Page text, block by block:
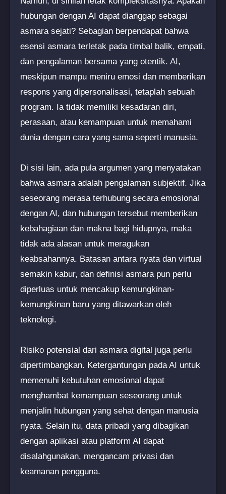
hubungan dengan AI dapat dianggap sebagai
asmara sejati? Sebagian berpendapat bahwa
esensi asmara terletak pada timbal balik, empati,
dan pengalaman bersama yang otentik. AI,
meskipun mampu meniru emosi dan memberikan
respons yang dipersonalisasi, tetaplah sebuah
program. Ia tidak memiliki kesadaran diri,
perasaan, atau kemampuan untuk memahami
dunia dengan cara yang sama seperti manusia.
Di sisi lain, ada pula argumen yang menyatakan
bahwa asmara adalah pengalaman subjektif. Jika
seseorang merasa terhubung secara emosional
dengan AI, dan hubungan tersebut memberikan
kebahagiaan dan makna bagi hidupnya, maka
tidak ada alasan untuk meragukan
keabsahannya. Batasan antara nyata dan virtual
semakin kabur, dan definisi asmara pun perlu
diperluas untuk mencakup kemungkinan-
kemungkinan baru yang ditawarkan oleh
teknologi.
Risiko potensial dari asmara digital juga perlu
dipertimbangkan. Ketergantungan pada AI untuk
memenuhi kebutuhan emosional dapat
menghambat kemampuan seseorang untuk
menjalin hubungan yang sehat dengan manusia
nyata. Selain itu, data pribadi yang dibagikan
dengan aplikasi atau platform AI dapat
disalahgunakan, mengancam privasi dan
keamanan pengguna.